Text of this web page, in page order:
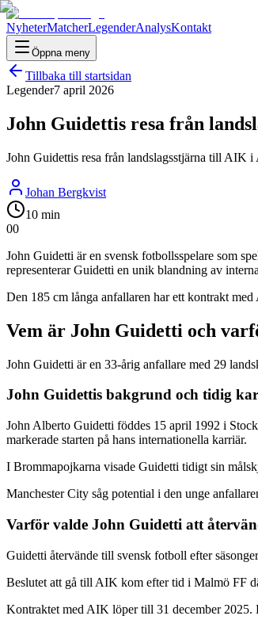
NyheterMatcherLegenderAnalysKontakt
Öppna meny
Tillbaka till startsidan
Legender7 april 2026
John Guidettis resa från
John Guidettis resa från landslagsstjärna till AIK
Johan Bergkvist
10 min
00
John Guidetti är en svensk fotbollsspelare som
representerar Guidetti en unik blandning av
Den 185 cm långa anfallaren har ett kontrakt
Vem är John Guidetti och
John Guidetti är en 33-årig anfallare med 29
John Guidettis bakgrund och tidig
John Alberto Guidetti föddes 15 april 1992 i
markerade starten på hans internationella karriär.
I Brommapojkarna visade Guidetti tidigt sin
Manchester City såg potential i den unge
Varför valde John Guidetti att
Guidetti återvände till svensk fotboll efter
Beslutet att gå till AIK kom efter tid i Malmö FF
Kontraktet med AIK löper till 31 december 2025.